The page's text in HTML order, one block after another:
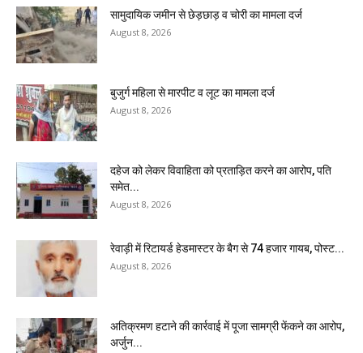
सामुदायिक जमीन से छेड़छाड़ व चोरी का मामला दर्ज
August 8, 2026
बुजुर्ग महिला से मारपीट व लूट का मामला दर्ज
August 8, 2026
दहेज को लेकर विवाहिता को प्रताड़ित करने का आरोप, पति
समेत...
August 8, 2026
रेवाड़ी में रिटायर्ड हेडमास्टर के बैग से ₹74 हजार गायब, पोस्ट...
August 8, 2026
अतिक्रमण हटाने की कार्रवाई में पूजा सामग्री फेंकने का आरोप,
अर्जुन...